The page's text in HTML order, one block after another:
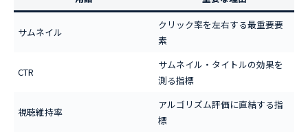
サムネイル
クリック率を左右する最重要要
素
CTR
サムネイル・タイトルの効果を
測る指標
視聴維持率
アルゴリズム評価に直結する指
標